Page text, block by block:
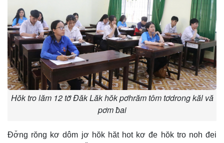
Hŏk tro lăm 12 tơ̆ Đăk Lăk hŏk pơhrăm tôm tơdrong kăl vă
pơm ƀai
Đơ̆ng rŏng kơ dôm jơ hŏk hăt hot kơ đe hŏk tro noh đei